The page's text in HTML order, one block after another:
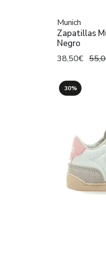
Munich
Zapatillas
Negro
38,50€
30%